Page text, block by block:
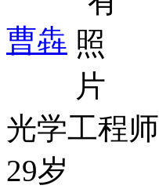
曹犇
光学工程师
29岁